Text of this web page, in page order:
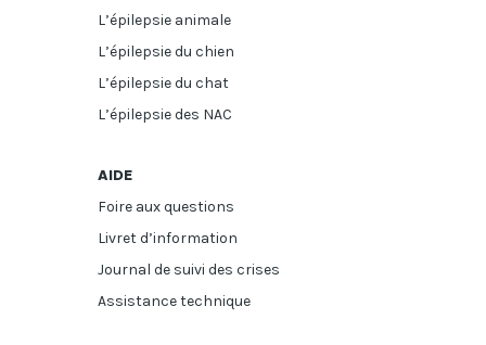
L’épilepsie animale
L’épilepsie du chien
L’épilepsie du chat
L’épilepsie des NAC
AIDE
Foire aux questions
Livret d’information
Journal de suivi des crises
Assistance technique